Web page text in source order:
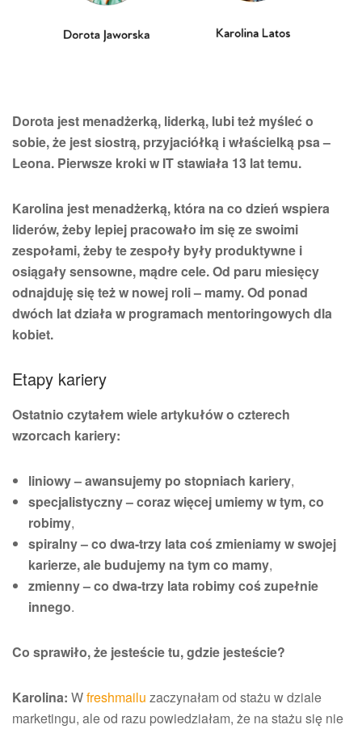
Dorota jest menadżerką, liderką, lubi też myśleć o
sobie, że jest siostrą, przyjaciółką i właścielką psa –
Leona. Pierwsze kroki w IT stawiała 13 lat temu.
Karolina jest menadżerką, która na co dzień wspiera
liderów, żeby lepiej pracowało im się ze swoimi
zespołami, żeby te zespoły były produktywne i
osiągały sensowne, mądre cele. Od paru miesięcy
odnajduję się też w nowej roli – mamy. Od ponad
dwóch lat działa w programach mentoringowych dla
kobiet.
Etapy kariery
Ostatnio czytałem wiele artykułów o czterech
wzorcach kariery:
liniowy – awansujemy po stopniach kariery,
specjalistyczny – coraz więcej umiemy w tym, co
robimy,
spiralny – co dwa-trzy lata coś zmieniamy w swojej
karierze, ale budujemy na tym co mamy,
zmienny – co dwa-trzy lata robimy coś zupełnie
innego.
Co sprawiło, że jesteście tu, gdzie jesteście?
Karolina: Wfreshmailu zaczynałam od stażu w dziale
marketingu, ale od razu powiedziałam, że na stażu się nie